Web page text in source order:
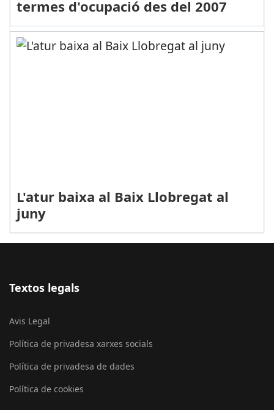
termes d'ocupació des del 2007
L'atur baixa al Baix Llobregat al
juny
Textos legals
Avis Legal
Política de privadesa xarxes socials
Política de privadesa de dades
Política de cookies